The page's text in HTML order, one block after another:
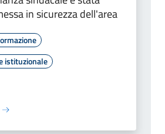
in sicurezza dell'area
istituzionale